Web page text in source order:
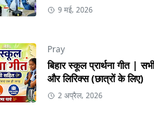
9 मई, 2026
Pray
बिहार स्कूल प्रार्थना गीत |
और लिरिक्स (छात्रों के लिए)
2 अप्रैल, 2026